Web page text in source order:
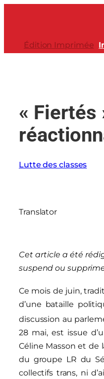
Édition Imprimée
« Fiertés
Lutte des classes
Translator
Cet article a été
suspend ou
Ce mois de juin,
d’une bataille
discussion au
28 mai, est issue
Céline Masson et de
du groupe LR du
collectifs trans, ni